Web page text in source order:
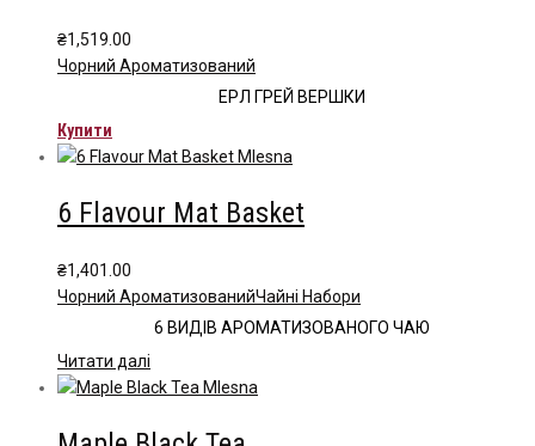
₴1,519.00
Чорний Ароматизований
ЕРЛ ГРЕЙ ВЕРШКИ
Купити
6 Flavour Mat Basket
₴1,401.00
Чорний АроматизованийЧайні Набори
6 ВИДІВ АРОМАТИЗОВАНОГО ЧАЮ
Читати далі